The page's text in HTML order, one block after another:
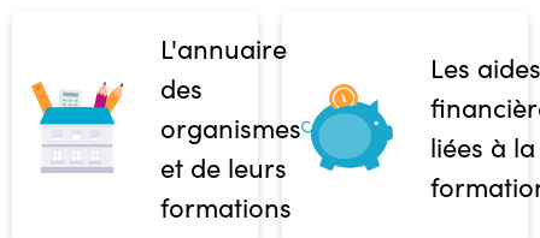
L'annuaire
des
organismes
et de leurs
formations
Les aides
liées à la